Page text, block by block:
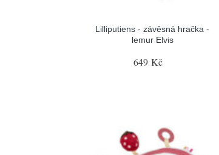
Lilliputiens - závěsná hračka -
lemur Elvis
649 Kč